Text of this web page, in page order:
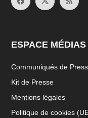
ESPACE MÉDIAS
Communiqués de
Kit de Presse
Mentions légales
Politique de cookies